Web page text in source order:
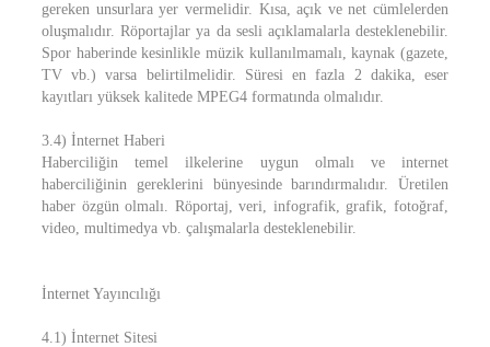
gereken unsurlara yer vermelidir. Kısa, açık ve net cümlelerden
oluşmalıdır. Röportajlar ya da sesli açıklamalarla desteklenebilir.
Spor haberinde kesinlikle müzik kullanılmamalı, kaynak (gazete,
TV vb.) varsa belirtilmelidir. Süresi en fazla 2 dakika, eser
kayıtları yüksek kalitede MPEG4 formatında olmalıdır.
3.4) İnternet Haberi
Haberciliğin temel ilkelerine uygun olmalı ve internet
haberciliğinin gereklerini bünyesinde barındırmalıdır. Üretilen
haber özgün olmalı. Röportaj, veri, infografik, grafik, fotoğraf,
video, multimedya vb. çalışmalarla desteklenebilir.
İnternet Yayıncılığı
4.1) İnternet Sitesi